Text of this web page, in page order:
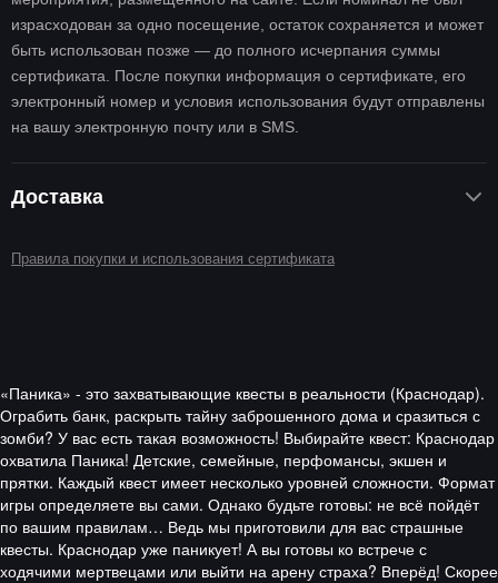
израсходован за одно посещение, остаток сохраняется и может
быть использован позже — до полного исчерпания суммы
сертификата. После покупки информация о сертификате, его
электронный номер и условия использования будут отправлены
на вашу электронную почту или в SMS.
Доставка
Правила покупки и использования сертификата
«Паника» - это захватывающие квесты в реальности (Краснодар).
Ограбить банк, раскрыть тайну заброшенного дома и сразиться с
зомби? У вас есть такая возможность! Выбирайте квест: Краснодар
охватила Паника! Детские, семейные, перфомансы, экшен и
прятки. Каждый квест имеет несколько уровней сложности. Формат
игры определяете вы сами. Однако будьте готовы: не всё пойдёт
по вашим правилам… Ведь мы приготовили для вас страшные
квесты. Краснодар уже паникует! А вы готовы ко встрече с
ходячими мертвецами или выйти на арену страха? Вперёд! Скорее